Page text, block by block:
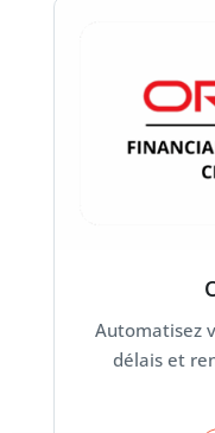
Automatisez
délais et